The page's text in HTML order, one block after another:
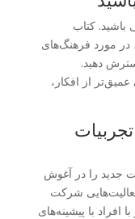
کتاب
در مورد فرهنگ‌های
دهید.
از افکار،
جدید را در آغوش
شرکت
با پیشینه‌های